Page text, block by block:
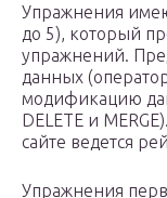
Упражнения
до 5), который
упражнений.
данных
модификацию
DELETE и
сайте ведется
Упражнения